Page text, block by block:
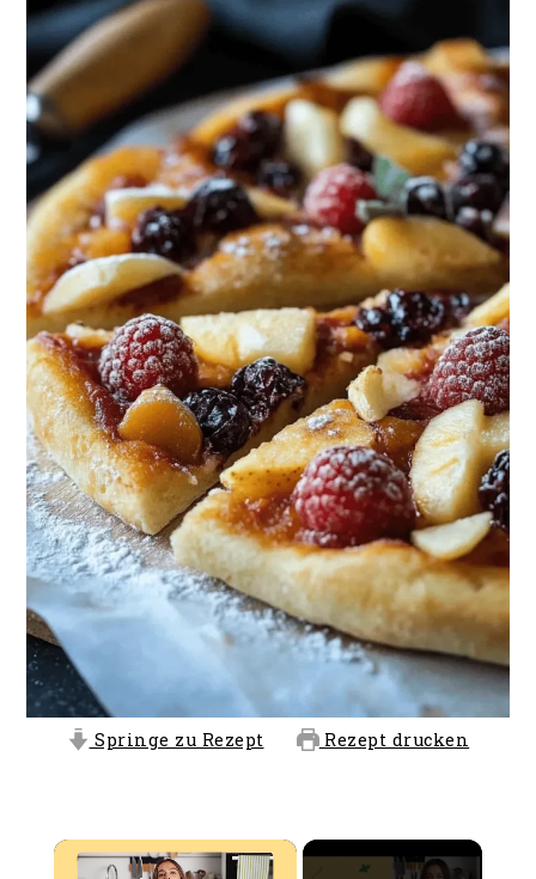
Springe zu Rezept Rezept drucken
×